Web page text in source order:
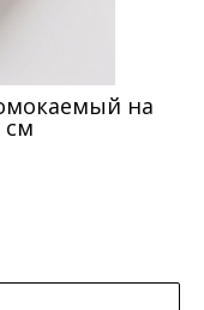
на
см